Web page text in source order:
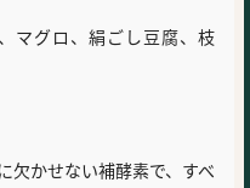
マグロ、絹ごし豆腐、枝
欠かせない補酵素で、すべ